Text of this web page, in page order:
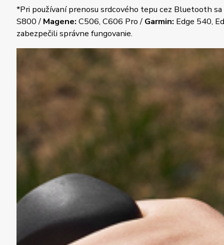
*Pri používaní prenosu srdcového tepu cez Bluetooth
S800 / Magene: C506, C606 Pro / Garmin: Edge 540,
zabezpečili správne fungovanie.